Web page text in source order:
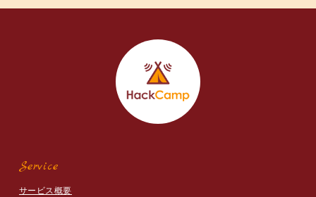
Service
サービス概要